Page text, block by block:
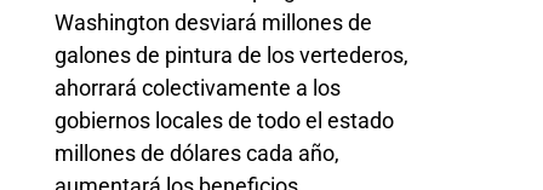
Washington desviará millones de
galones de pintura de los vertederos,
ahorrará colectivamente a los
gobiernos locales de todo el estado
millones de dólares cada año,